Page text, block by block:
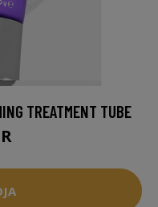
TREATMENT TUBE